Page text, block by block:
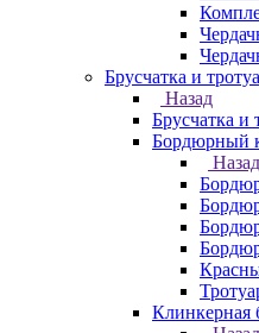
Брусчатка и
Назад
Брусчатка и
Бордюрный
Назад
Клинкерная